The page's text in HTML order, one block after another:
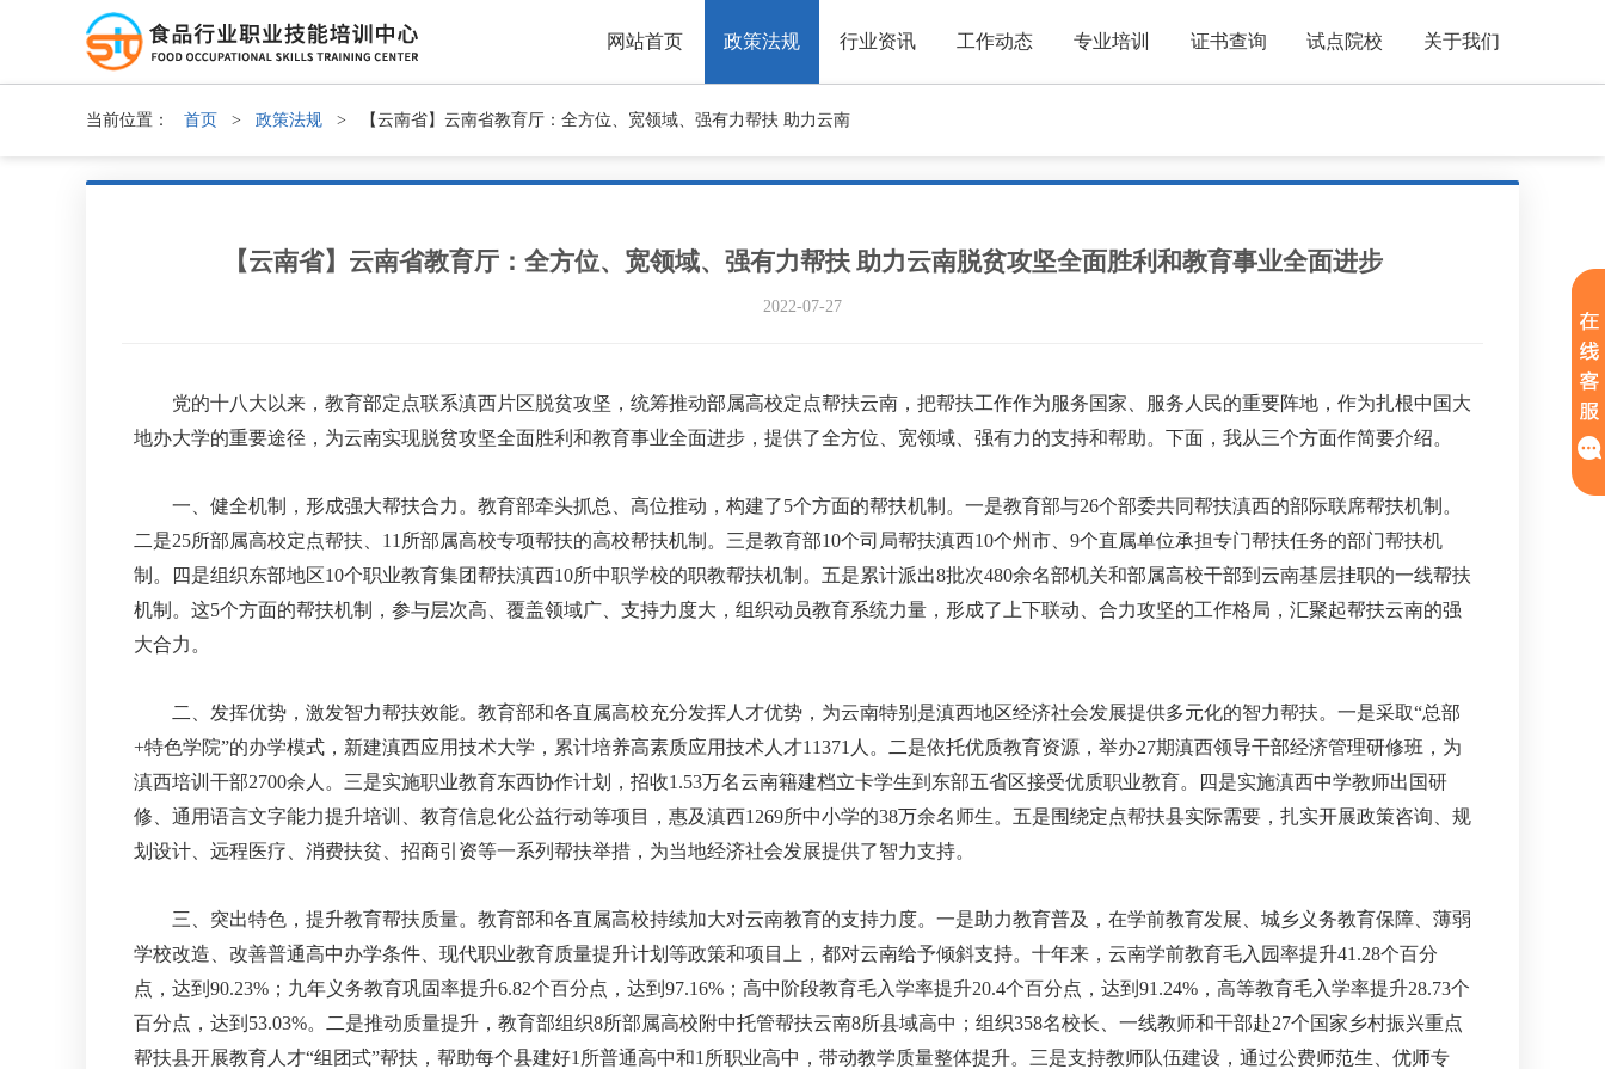
网站首页 政策法规 行业资讯 工作动态 专业培训 证书查询 试点院校 关于我们
当前位置： 首页 > 政策法规 > 【云南省】云南省教育厅：全方位、宽领域、强有力帮扶 助力云南
【云南省】云南省教育厅：全方位、宽领域、强有力帮扶 助力云南脱贫攻坚全面胜利和教育事业全面进步
2022-07-27
党的十八大以来，教育部定点联系滇西片区脱贫攻坚，统筹推动部属高校定点帮扶云南，把帮扶工作作为服务国家、服务人民的重要阵地，作为扎根中国大
地办大学的重要途径，为云南实现脱贫攻坚全面胜利和教育事业全面进步，提供了全方位、宽领域、强有力的支持和帮助。下面，我从三个方面作简要介绍。
一、健全机制，形成强大帮扶合力。教育部牵头抓总、高位推动，构建了5个方面的帮扶机制。一是教育部与26个部委共同帮扶滇西的部际联席帮扶机制。
二是25所部属高校定点帮扶、11所部属高校专项帮扶的高校帮扶机制。三是教育部10个司局帮扶滇西10个州市、9个直属单位承担专门帮扶任务的部门帮扶机
制。四是组织东部地区10个职业教育集团帮扶滇西10所中职学校的职教帮扶机制。五是累计派出8批次480余名部机关和部属高校干部到云南基层挂职的一线帮扶
机制。这5个方面的帮扶机制，参与层次高、覆盖领域广、支持力度大，组织动员教育系统力量，形成了上下联动、合力攻坚的工作格局，汇聚起帮扶云南的强
大合力。
二、发挥优势，激发智力帮扶效能。教育部和各直属高校充分发挥人才优势，为云南特别是滇西地区经济社会发展提供多元化的智力帮扶。一是采取“总部
+特色学院”的办学模式，新建滇西应用技术大学，累计培养高素质应用技术人才11371人。二是依托优质教育资源，举办27期滇西领导干部经济管理研修班，为
滇西培训干部2700余人。三是实施职业教育东西协作计划，招收1.53万名云南籍建档立卡学生到东部五省区接受优质职业教育。四是实施滇西中学教师出国研
修、通用语言文字能力提升培训、教育信息化公益行动等项目，惠及滇西1269所中小学的38万余名师生。五是围绕定点帮扶县实际需要，扎实开展政策咨询、规
划设计、远程医疗、消费扶贫、招商引资等一系列帮扶举措，为当地经济社会发展提供了智力支持。
三、突出特色，提升教育帮扶质量。教育部和各直属高校持续加大对云南教育的支持力度。一是助力教育普及，在学前教育发展、城乡义务教育保障、薄弱
学校改造、改善普通高中办学条件、现代职业教育质量提升计划等政策和项目上，都对云南给予倾斜支持。十年来，云南学前教育毛入园率提升41.28个百分
点，达到90.23%；九年义务教育巩固率提升6.82个百分点，达到97.16%；高中阶段教育毛入学率提升20.4个百分点，达到91.24%，高等教育毛入学率提升28.73个
百分点，达到53.03%。二是推动质量提升，教育部组织8所部属高校附中托管帮扶云南8所县域高中；组织358名校长、一线教师和干部赴27个国家乡村振兴重点
帮扶县开展教育人才“组团式”帮扶，帮助每个县建好1所普通高中和1所职业高中，带动教学质量整体提升。三是支持教师队伍建设，通过公费师范生、优师专